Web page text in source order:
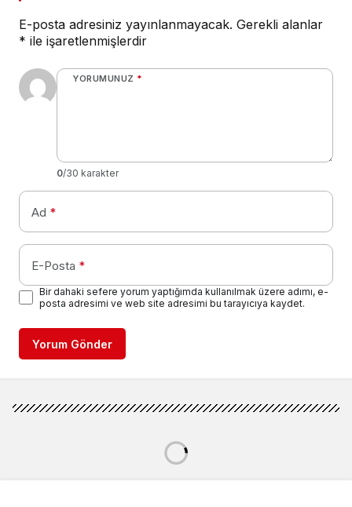
E-posta adresiniz yayınlanmayacak. Gerekli alanlar
* ile işaretlenmişlerdir
YORUMUNUZ *
0/30 karakter
Ad *
E-Posta *
Bir dahaki sefere yorum yaptığımda kullanılmak üzere adımı, e-
posta adresimi ve web site adresimi bu tarayıcıya kaydet.
Yorum Gönder